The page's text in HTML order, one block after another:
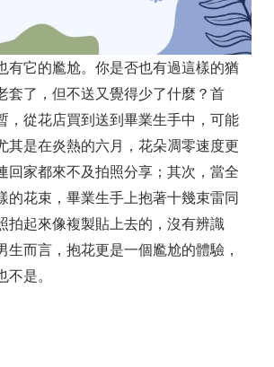
有它的尷尬。你是否也有過這樣的猶
套了，但不送又覺得少了什麼？首
，從花店買到送到畢業生手中，可能
其是在炎熱的六月，花朵凋零速度更
回家都來不及拍照分享；其次，當全
的花束，畢業生手上抱著十幾束雷同
拍起來像複製貼上去的，沒有辨識
生而言，抱花更是一個尷尬的體驗，
是。